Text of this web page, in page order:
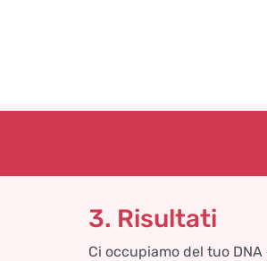
3. Risultati
Ci occupiamo del tuo